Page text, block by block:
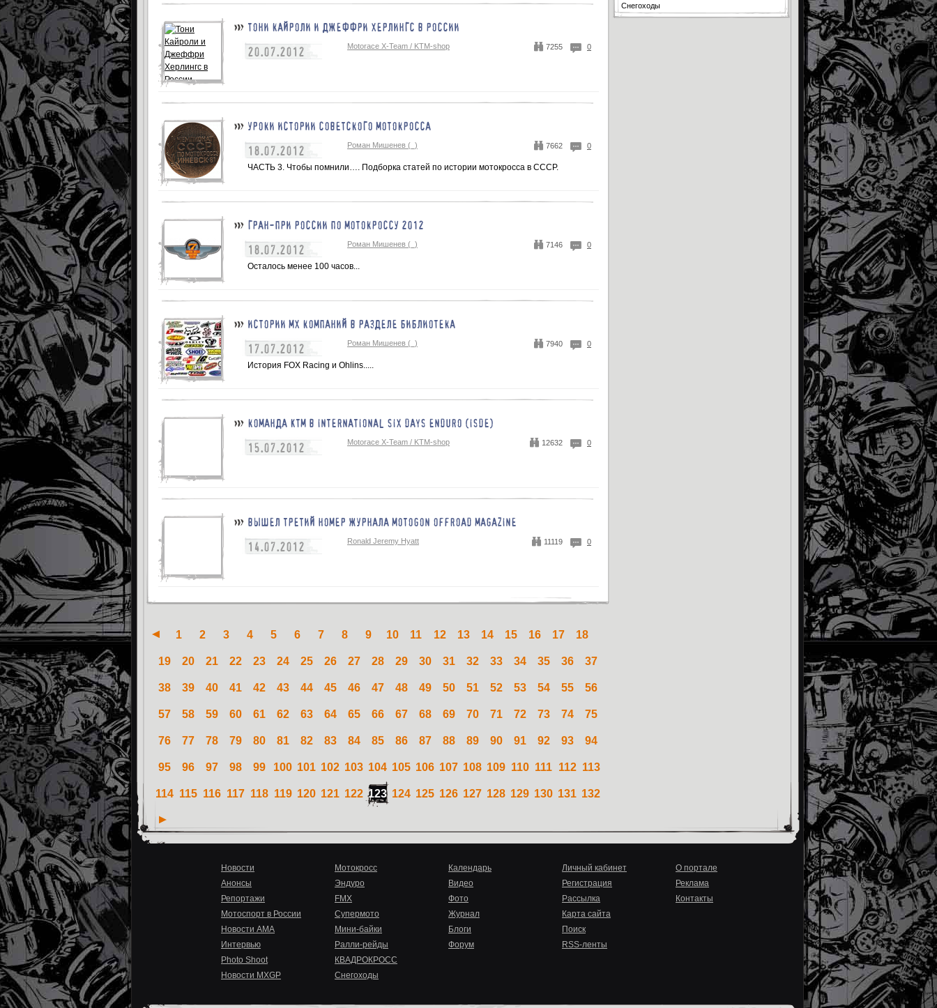
ТОНИ КАЙРОЛИ И ДЖЕФФРИ ХЕРЛИНГС В РОССИИ
20.07.2012 Motorace X-Team / KTM-shop 7255 0
УРОКИ ИСТОРИИ СОВЕТСКОГО МОТОКРОССА
18.07.2012 Роман Мишенев (_) 7662 0
ЧАСТЬ 3. Чтобы помнили…. Подборка статей по истории мотокросса в СССР.
ГРАН-ПРИ РОССИИ ПО МОТОКРОССУ 2012
18.07.2012 Роман Мишенев (_) 7146 0
Осталось менее 100 часов...
ИСТОРИИ МХ КОМПАНИЙ В РАЗДЕЛЕ БИБЛИОТЕКА
17.07.2012 Роман Мишенев (_) 7940 0
История FOX Racing и Ohlins.....
КОМАНДА KTM В INTERNATIONAL SIX DAYS ENDURO (ISDE)
15.07.2012 Motorace X-Team / KTM-shop 12632 0
ВЫШЕЛ ТРЕТИЙ НОМЕР ЖУРНАЛА MOTOGON OFFROAD MAGAZINE
14.07.2012 Ronald Jeremy Hyatt 11119 0
1 2 3 4 5 6 7 8 9 10 11 12 13 14 15 16 17 18
19 20 21 22 23 24 25 26 27 28 29 30 31 32 33 34 35 36 37
38 39 40 41 42 43 44 45 46 47 48 49 50 51 52 53 54 55 56
57 58 59 60 61 62 63 64 65 66 67 68 69 70 71 72 73 74 75
76 77 78 79 80 81 82 83 84 85 86 87 88 89 90 91 92 93 94
95 96 97 98 99 100 101 102 103 104 105 106 107 108 109 110 111 112 113
114 115 116 117 118 119 120 121 122 123 124 125 126 127 128 129 130 131 132
Снегоходы
Новости
Анонсы
Репортажи
Мотоспорт в России
Новости AMA
Интервью
Photo Shoot
Новости MXGP
Мотокросс
Эндуро
FMX
Супермото
Мини-байки
Ралли-рейды
КВАДРОКРОСС
Снегоходы
Календарь
Видео
Фото
Журнал
Блоги
Форум
Личный кабинет
Регистрация
Рассылка
Карта сайта
Поиск
RSS-ленты
О портале
Реклама
Контакты